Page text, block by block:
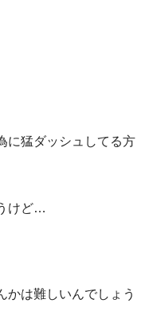
に猛ダッシュしてる方
けど…
かは難しいんでしょう